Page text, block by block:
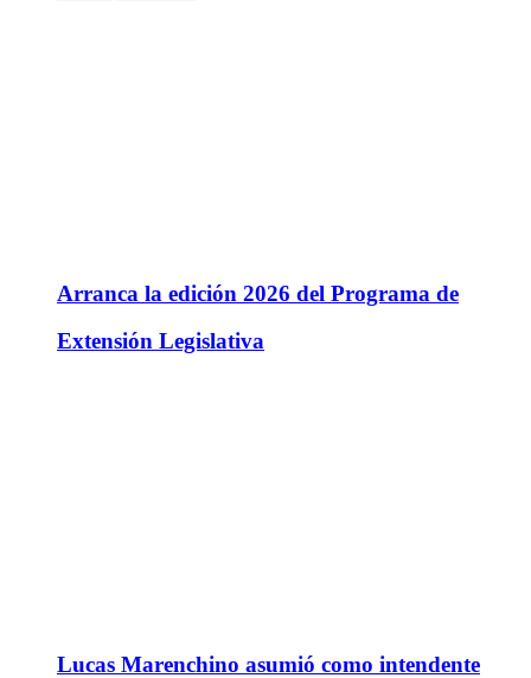
Arranca la edición 2026 del Programa de
Extensión Legislativa
Lucas Marenchino asumió como intendente